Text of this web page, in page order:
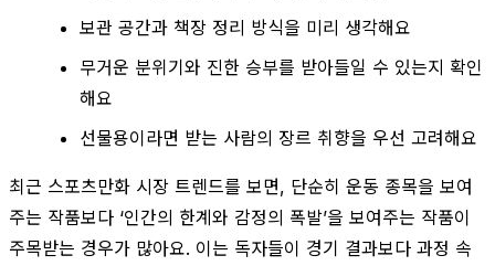
보관 공간과 책장 정리 방식을 미리 생각해요
무거운 분위기와 진한 승부를 받아들일 수 있는지 확인
해요
선물용이라면 받는 사람의 장르 취향을 우선 고려해요
최근 스포츠만화 시장 트렌드를 보면, 단순히 운동 종목을 보여
주는 작품보다 ‘인간의 한계와 감정의 폭발’을 보여주는 작품이
주목받는 경우가 많아요. 이는 독자들이 경기 결과보다 과정 속